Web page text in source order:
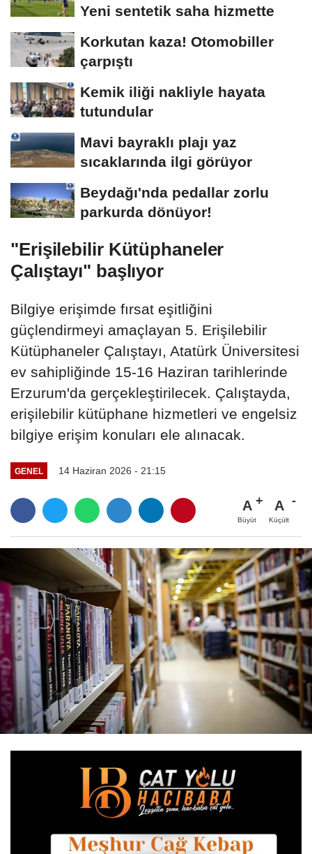
Yeni sentetik saha hizmette
Korkutan kaza! Otomobiller
çarpıştı
Kemik iliği nakliyle hayata
tutundular
Mavi bayraklı plajı yaz
sıcaklarında ilgi görüyor
Beydağı'nda pedallar zorlu
parkurda dönüyor!
"Erişilebilir Kütüphaneler
Çalıştayı" başlıyor
Bilgiye erişimde fırsat eşitliğini
güçlendirmeyi amaçlayan 5. Erişilebilir
Kütüphaneler Çalıştayı, Atatürk Üniversitesi
ev sahipliğinde 15-16 Haziran tarihlerinde
Erzurum'da gerçekleştirilecek. Çalıştayda,
erişilebilir kütüphane hizmetleri ve engelsiz
bilgiye erişim konuları ele alınacak.
GENEL 14 Haziran 2026 - 21:15
A
Büyüt
A
Küçült